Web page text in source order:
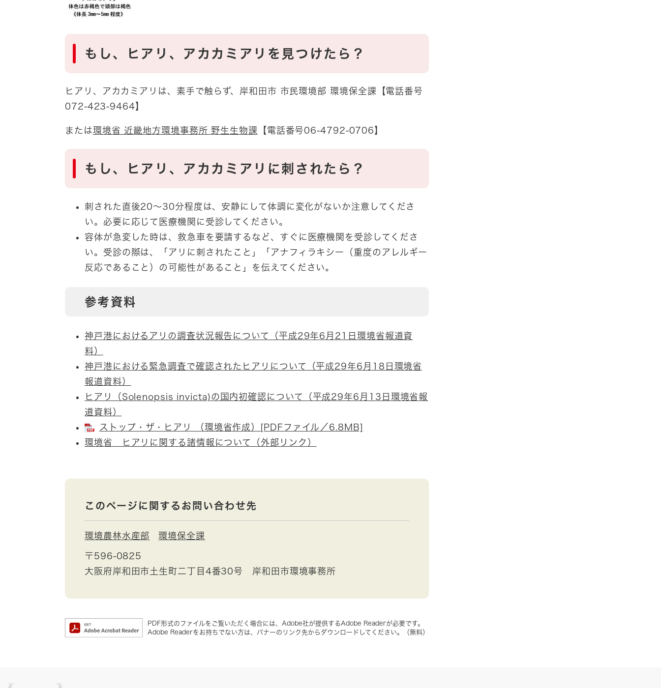
もし、ヒアリ、アカカミアリを見つけたら？
ヒアリ、アカカミアリは、素手で触らず、岸和田市 市民環境部 環境保全課【電話番号
072-423-9464】
または環境省 近畿地方環境事務所 野生生物課 【電話番号06-4792-0706】
もし、ヒアリ、アカカミアリに刺されたら？
刺された直後20～30分程度は、安静にして体調に変化がないか注意してくださ
い。必要に応じて医療機関に受診してください。
容体が急変した時は、救急車を要請するなど、すぐに医療機関を受診してくださ
い。受診の際は、「アリに刺されたこと」「アナフィラキシー（重度のアレルギー
反応であること）の可能性があること」を伝えてください。
参考資料
神戸港におけるアリの調査状況報告について（平成29年6月21日環境省報道資
料）
神戸港における緊急調査で確認されたヒアリについて（平成29年6月18日環境省
報道資料）
ヒアリ（Solenopsis invicta)の国内初確認について（平成29年6月13日環境省報
道資料）
ストップ・ザ・ヒアリ （環境省作成）[PDFファイル／6.8MB]
環境省 ヒアリに関する諸情報について（外部リンク）
このページに関するお問い合わせ先
環境農林水産部 環境保全課
〒596-0825
大阪府岸和田市土生町二丁目4番30号 岸和田市環境事務所
PDF形式のファイルをご覧いただく場合には、Adobe社が提供するAdobe Readerが必要です。
Adobe Readerをお持ちでない方は、バナーのリンク先からダウンロードしてください。（無料）